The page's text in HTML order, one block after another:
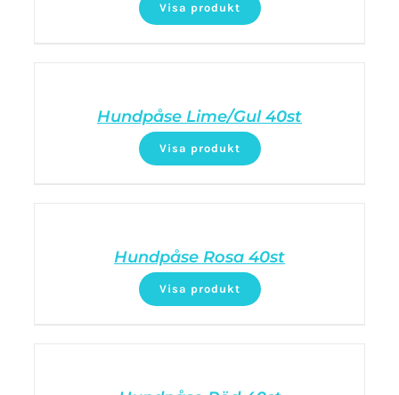
Visa produkt
Hundpåse Lime/Gul 40st
Visa produkt
Hundpåse Rosa 40st
Visa produkt